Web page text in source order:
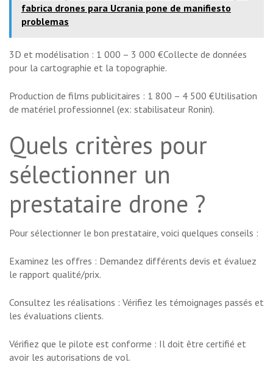
fabrica drones para Ucrania pone de manifiesto
problemas
3D et modélisation : 1 000 – 3 000 €Collecte de données
pour la cartographie et la topographie.
Production de films publicitaires : 1 800 – 4 500 €Utilisation
de matériel professionnel (ex: stabilisateur Ronin).
Quels critères pour
sélectionner un
prestataire drone ?
Pour sélectionner le bon prestataire, voici quelques conseils :
Examinez les offres : Demandez différents devis et évaluez
le rapport qualité/prix.
Consultez les réalisations : Vérifiez les témoignages passés et
les évaluations clients.
Vérifiez que le pilote est conforme : Il doit être certifié et
avoir les autorisations de vol.